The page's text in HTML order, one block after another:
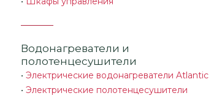
Водонагреватели и
полотенцесушители
•Электрические водонагреватели Atlantic
•Электрические полотенцесушители